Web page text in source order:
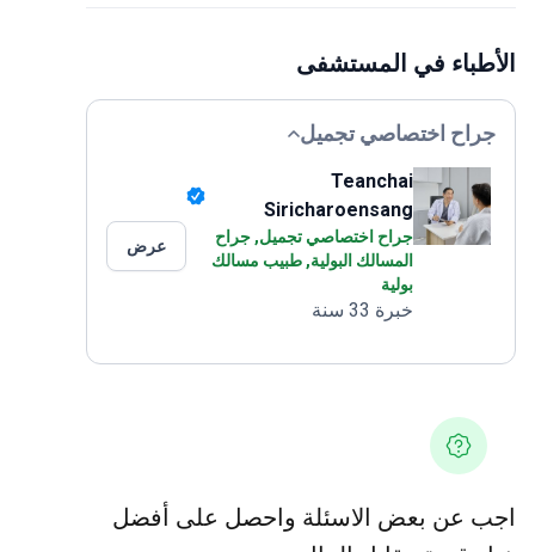
الأطباء في المستشفى
جراح اختصاصي تجميل
Teanchai
Siricharoensang
جراح اختصاصي تجميل, جراح
المسالك البولية, طبيب مسالك
بولية
خبرة 33 سنة
عرض
اجب عن بعض الاسئلة واحصل على أفضل